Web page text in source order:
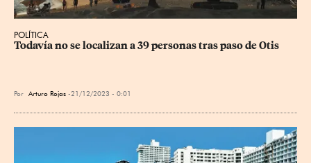
POLÍTICA
Todavía no se localizan a 39 personas tras paso de Otis
Por Arturo Rojas 21/12/2023 - 0:01